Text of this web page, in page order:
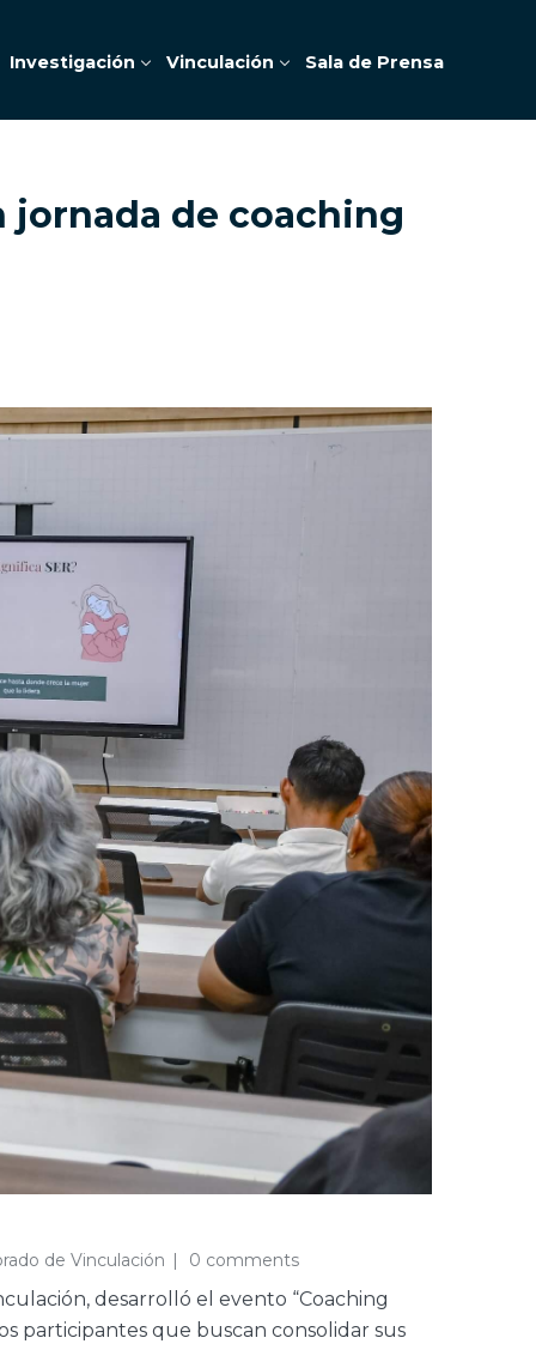
Investigación Vinculación Sala de Prensa
jornada de coaching
de Vinculación 0 comments
desarrolló el evento “Coaching
participantes que buscan consolidar sus